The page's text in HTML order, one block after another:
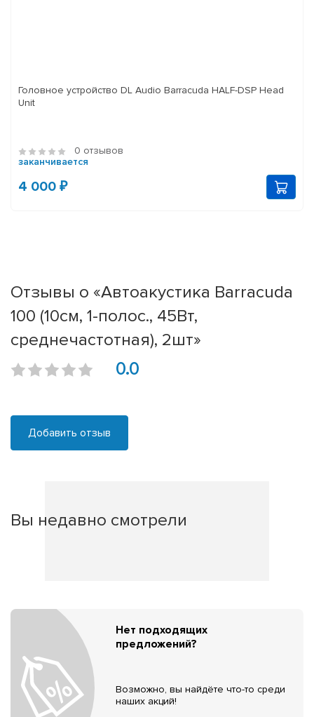
Головное устройство DL Audio Barracuda HALF-DSP Head
Unit
0 отзывов
заканчивается
4 000 ₽
Отзывы о «Автоакустика Barracuda
100 (10см, 1-полос., 45Вт,
среднечастотная), 2шт»
0.0
Добавить отзыв
Вы недавно смотрели
Нет подходящих
предложений?
Возможно, вы найдёте что-то среди
наших акций!